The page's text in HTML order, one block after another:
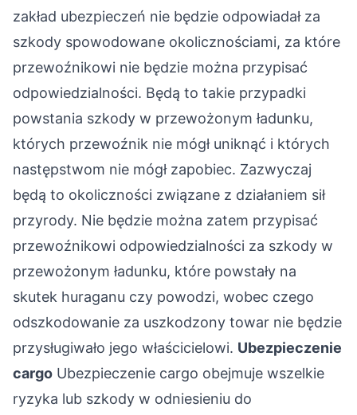
zakład ubezpieczeń nie będzie odpowiadał za
szkody spowodowane okolicznościami, za które
przewoźnikowi nie będzie można przypisać
odpowiedzialności. Będą to takie przypadki
powstania szkody w przewożonym ładunku,
których przewoźnik nie mógł uniknąć i których
następstwom nie mógł zapobiec. Zazwyczaj
będą to okoliczności związane z działaniem sił
przyrody. Nie będzie można zatem przypisać
przewoźnikowi odpowiedzialności za szkody w
przewożonym ładunku, które powstały na
skutek huraganu czy powodzi, wobec czego
odszkodowanie za uszkodzony towar nie będzie
przysługiwało jego właścicielowi. Ubezpieczenie
cargo Ubezpieczenie cargo obejmuje wszelkie
ryzyka lub szkody w odniesieniu do